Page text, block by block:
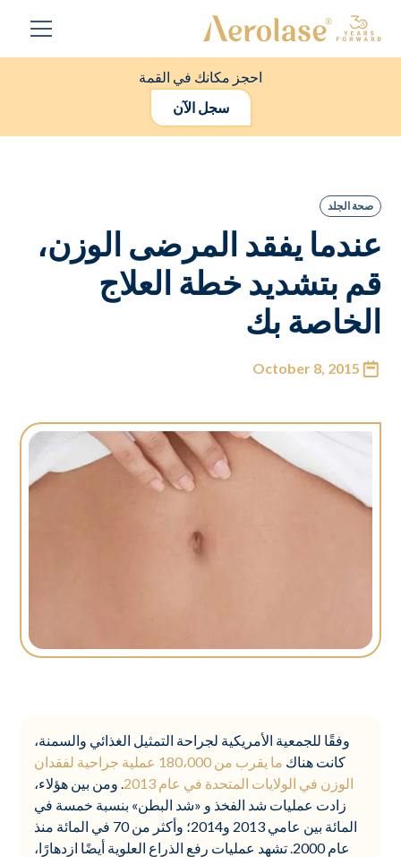
احجز مكانك في القمة
سجل الآن
صحة الجلد
عندما يفقد المرضى الوزن،
قم بتشديد خطة العلاج
الخاصة بك
October 8, 2015
وفقًا للجمعية الأمريكية لجراحة التمثيل الغذائي والسمنة،
كانت هناك
ما يقرب من 180،000 عملية جراحية لفقدان
الوزن في الولايات المتحدة في عام 2013
. ومن بين هؤلاء،
زادت عمليات شد الفخذ و «شد البطن» بنسبة خمسة في
المائة بين عامي 2013 و2014؛ وأكثر من 70 في المائة منذ
عام 2000. تشهد عمليات رفع الذراع العلوية أيضًا ازدهارًا،